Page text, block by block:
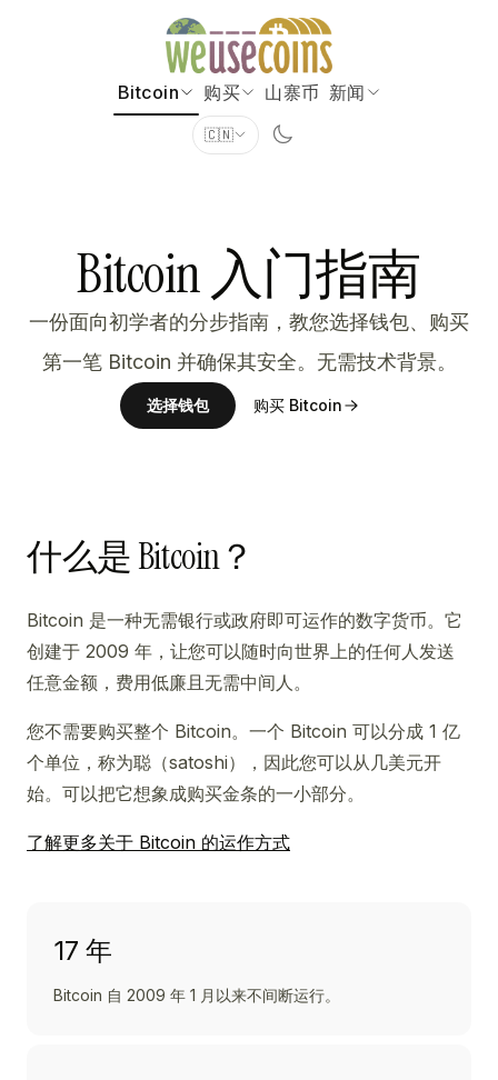
Bitcoin 购买 山寨币 新闻
🇨🇳
Bitcoin 入门指南
一份面向初学者的分步指南，教您选择钱包、购买
第一笔 Bitcoin 并确保其安全。无需技术背景。
选择钱包 购买 Bitcoin
什么是 Bitcoin？
Bitcoin 是一种无需银行或政府即可运作的数字货币。它
创建于 2009 年，让您可以随时向世界上的任何人发送
任意金额，费用低廉且无需中间人。
您不需要购买整个 Bitcoin。一个 Bitcoin 可以分成 1 亿
个单位，称为聪（satoshi），因此您可以从几美元开
始。可以把它想象成购买金条的一小部分。
了解更多关于 Bitcoin 的运作方式
17 年
Bitcoin 自 2009 年 1 月以来不间断运行。